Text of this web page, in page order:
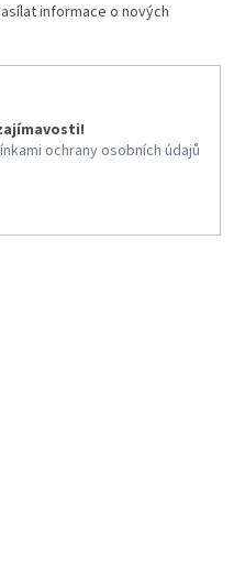
informace o nových
ochrany osobních údajů